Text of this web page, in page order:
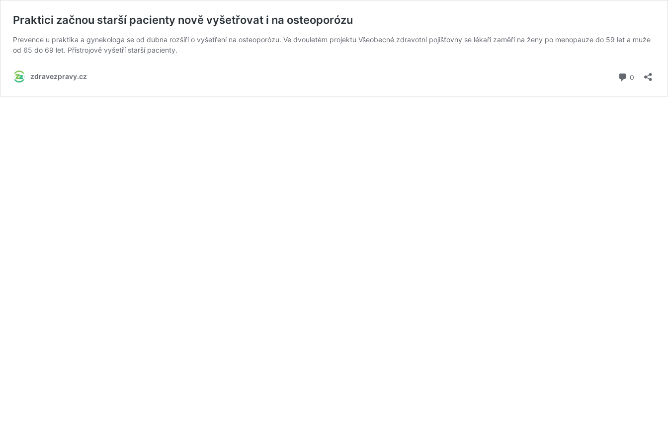
Praktici začnou starší pacienty nově vyšetřovat i na osteoporózu
Prevence u praktika a gynekologa se od dubna rozšíří o vyšetření na osteoporózu. Ve dvouletém projektu Všeobecné zdravotní pojišťovny se lékaři zaměří na ženy po menopauze do 59 let a muže
od 65 do 69 let. Přístrojově vyšetří starší pacienty.
zdravezpravy.cz 0 komentářů